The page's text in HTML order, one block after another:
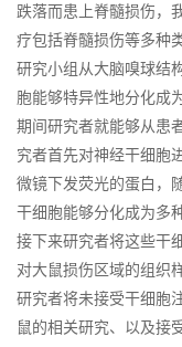
跌落而患上脊髓损伤，
疗包括脊髓损伤等多种
研究小组从大脑嗅球结
胞能够特异性地分化成
期间研究者就能够从患
究者首先对神经干细胞
微镜下发荧光的蛋白，
干细胞能够分化成为多
接下来研究者将这些干
对大鼠损伤区域的组织
研究者将未接受干细胞
鼠的相关研究、以及接